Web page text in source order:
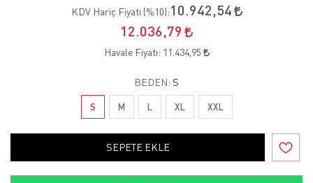
KDV Hariç Fiyatı (%10):10.942,54
12.036,79
Havale Fiyatı: 11.434,95
BEDEN: S
S M L XL XXL
SEPETE EKLE